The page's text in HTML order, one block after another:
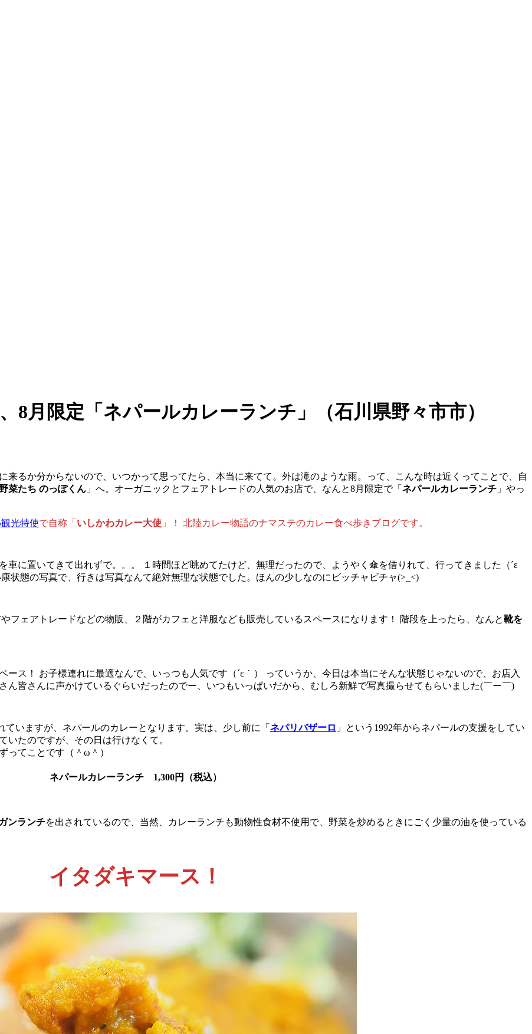
8月限定「ネパールカレーランチ」（石川県野々市市）
来るか分からないので、いつかって思ってたら、本当に来てて。外は滝のような雨。って、こんな時は近くってことで、自
菜たち のっぽくん 」へ。オーガニックとフェアトレードの人気のお店で、なんと8月限定で「 ネパールカレーランチ 」やっ
光特使で自称「 いしかわカレー大使 」！ 北陸カレー物語のナマステのカレー食べ歩きブログです。
に置いてきて出れずで。。。 １時間ほど眺めてたけど、無理だったので、ようやく傘を借りれて、行ってきました（´ε
状態の写真で、行きは写真なんて絶対無理な状態でした。ほんの少しなのにビッチャビチャ(>_<)
フェアトレードなどの物販、２階がカフェと洋服なども販売しているスペースになります！ 階段を上ったら、なんと靴を
ス！ お子様連れに最適なんで、いっつも人気です（´ε｀） っていうか、今日は本当にそんな状態じゃないので、お店入
ん皆さんに声かけているぐらいだったのでー、いつもいっぱいだから、むしろ新鮮で写真撮らせてもらいました(￣ー￣)
ていますが、ネパールのカレーとなります。実は、少し前に「 ネパリバザーロ 」という1992年からネパールの支援をしてい
いたのですが、その日は行けなくて。
ってことです（＾ω＾）
ネパールカレーランチ 1,300円（税込）
ンランチを出されているので、当然、カレーランチも動物性食材不使用で、野菜を炒めるときにごく少量の油を使っている
イタダキマース！